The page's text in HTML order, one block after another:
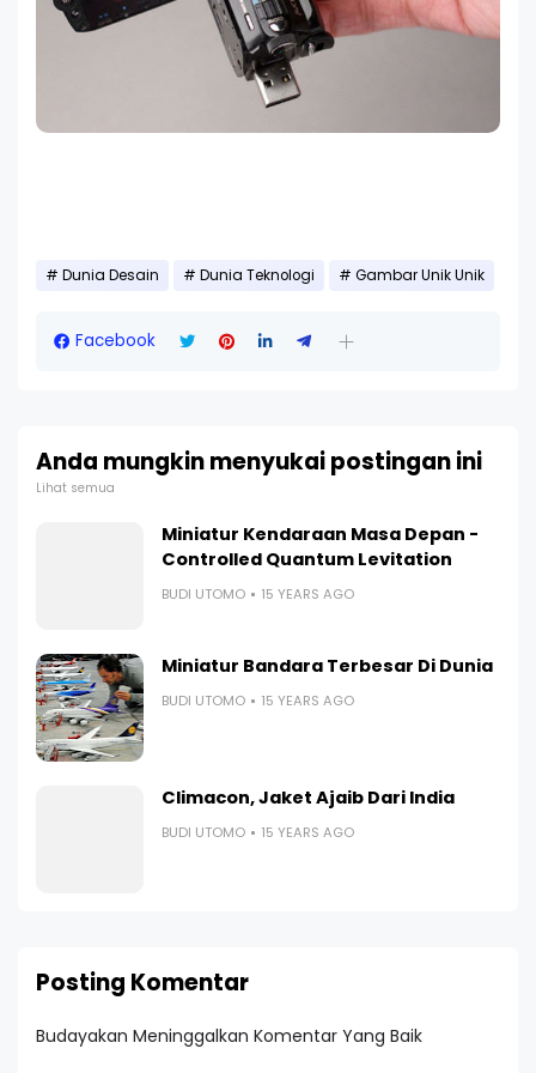
Dunia Desain Dunia Teknologi Gambar Unik Unik
Facebook
Anda mungkin menyukai postingan ini
Lihat semua
Miniatur Kendaraan Masa Depan -
Controlled Quantum Levitation
BUDI UTOMO 15 YEARS AGO
Miniatur Bandara Terbesar Di Dunia
BUDI UTOMO 15 YEARS AGO
Climacon, Jaket Ajaib Dari India
BUDI UTOMO 15 YEARS AGO
Posting Komentar
Budayakan Meninggalkan Komentar Yang Baik